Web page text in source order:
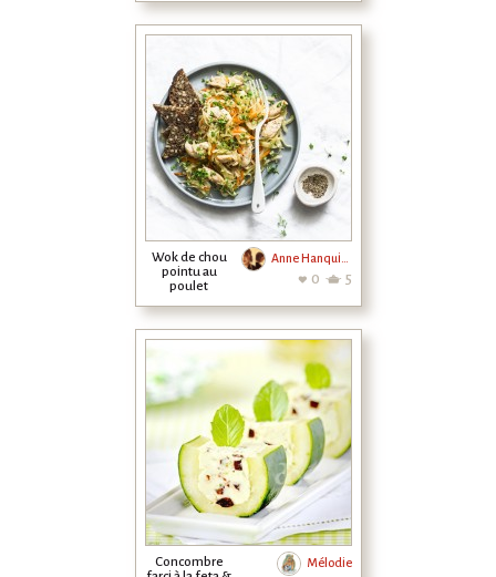
pimentée
Wok de chou
pointu au
poulet
Anne Hanquiez
0 5
Concombre
Mélodie